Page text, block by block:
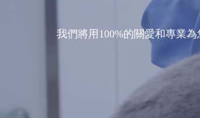
我們將用100%的關愛和專業